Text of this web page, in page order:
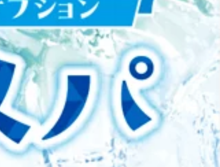
&lt;住所&gt;東京都墨田区京島 1-2-1 イトーヨーカドー曳舟
御神火で燃やし、古い箸を焼いて供養する箸供養祭が執り
箸（橋）渡し」として、人と人との縁をつなぐ縁起物とさ
と女性用がセットになった「夫婦箸（めおとばし）」
んなコースが合っているのか分からない…』という方はぜ
盤ストレッチ』をとり入れたリラク系ボディケア♪マッサー
都墨田区京島 1-2-1 イトーヨーカドー曳舟店2F
) のご予約状況のお知らせです！明日は12：00～13：
グ投稿時の予約状況をもとにして掲載しております。ご予
ヨーカドー曳舟店の中島です。曳舟駅周辺では、新しい飲
も街の利便性向上が期待されています。お買い物や食べ歩
が長くなると足だけでなく、姿勢を支える肩や腰にも負担
なくありません。そんな時は、疲れを我慢せず早めのケア
一人ひとりに合わせた施術をご提供しています。お買い物
め込まず、毎日を快適に過ごせる身体づくりを一緒に目指
系ボディケア♪マッサージとは違うボディケアで、お身体
カドー曳舟店2F
(月) のご予約状況のお知らせです！1日(土)13：40～17：
います。3日(月)12：00～13：30、13：40～18：00、19：
！お電話もお待ちしております！※当ブログ投稿時の予約
せ。みなさん こんにちは！真夏日で気温が高い日が続いて
して首元や太い血管の冷却です。お部屋の涼しい工夫・エ
日差しを遮る：遮光カーテンや窓の外のサンシェードで、
らします。・体を冷やすグッズ：首元（太い血管がある場
分入りのタブレットをこまめに口にします。まだまだ夏の
・提供しております！『どんなコースが合っているのか分
金) のご予約状況のお知らせです！明日は11：30～、13：
いやすいかと思います！ペアでご案内出来るお時間もござ
しております。ご予約いただく際には変動が起きている場